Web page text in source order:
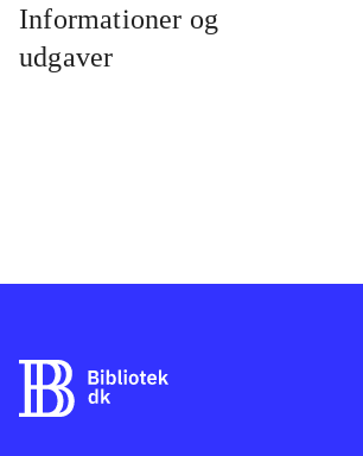
Informationer og
udgaver